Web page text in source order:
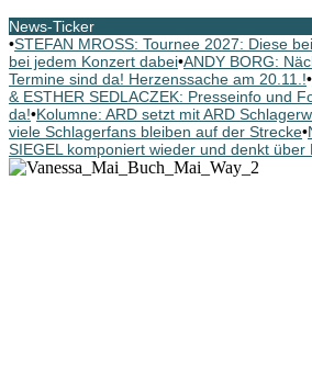
News-Ticker
•STEFAN MROSS: Tournee 2027: Diese
bei jedem Konzert dabei•ANDY BORG:
Termine sind da! Herzenssache am 20.11.!•
& ESTHER SEDLACZEK: Presseinfo und
da!•Kolumne: ARD setzt mit ARD
viele Schlagerfans bleiben auf der Strecke•
SIEGEL komponiert wieder und denkt über